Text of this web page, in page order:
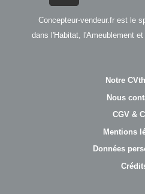
Concepteur-vendeur.fr est le
dans l'Habitat, l'Ameublement
Notre
Nous
CGV &
Mentions
Données